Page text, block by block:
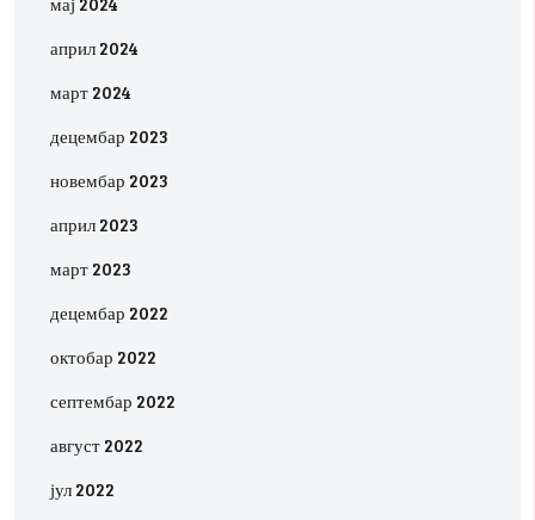
април 2024
март 2024
децембар 2023
новембар 2023
април 2023
март 2023
децембар 2022
октобар 2022
септембар 2022
август 2022
јул 2022